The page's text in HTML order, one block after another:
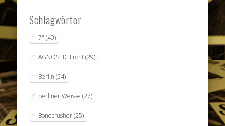
Schlagwörter
7" (40)
AGNOSTIC Front(29)
Berlin (54)
berliner Weisse (27)
Bonecrusher(25)